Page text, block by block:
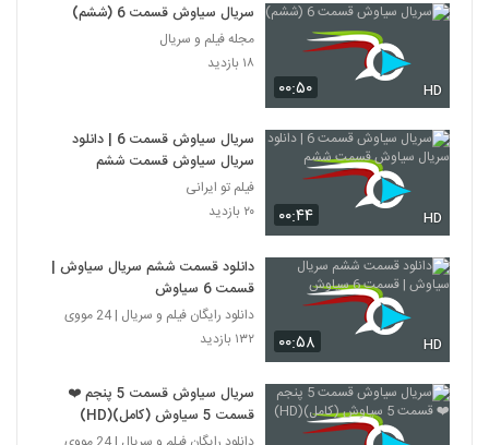
۰۰:۵۰ HD
سریال سیاوش قسمت 6 (ششم)
مجله فیلم و سریال
۱۸ بازدید
۰۰:۴۴ HD
سریال سیاوش قسمت 6 | دانلود
سریال سیاوش قسمت ششم
فیلم تو ایرانی
۲۰ بازدید
۰۰:۵۸ HD
دانلود قسمت ششم سریال سیاوش |
قسمت 6 سیاوش
دانلود رایگان فیلم و سریال | 24 مووی
۱۳۲ بازدید
سریال سیاوش قسمت 5 پنجم ❤️
قسمت 5 سیاوش (کامل)(HD)